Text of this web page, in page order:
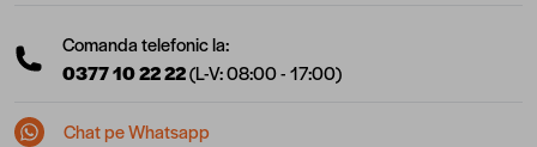
Comanda telefonic la:
0377 10 22 22(L-V: 08:00 - 17:00)
Chat pe Whatsapp